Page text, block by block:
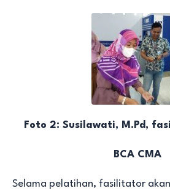
Foto 2: Susilawati, M.Pd,
BCA CMA
Selama pelatihan, fasilitator